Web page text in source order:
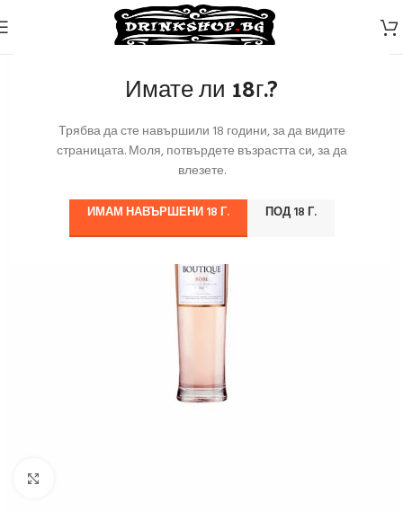
Имате ли 18г.?
Трябва да сте навършили 18 години, за да видите
страницата. Моля, потвърдете възрастта си, за да
влезете.
ИМАМ НАВЪРШЕНИ 18 Г. ПОД 18 Г.